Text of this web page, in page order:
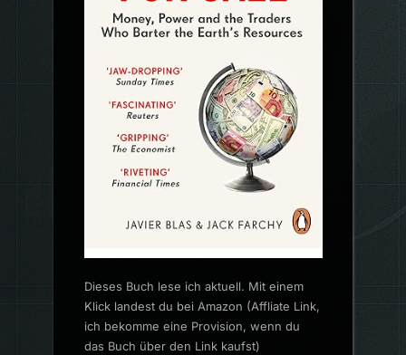
Dieses Buch lese ich aktuell. Mit einem
Klick landest du bei Amazon (Affliate Link,
ich bekomme eine Provision, wenn du
das Buch über den Link kaufst)